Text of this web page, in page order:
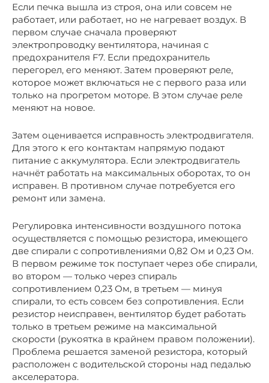
Если печка вышла из строя, она или совсем не
работает, или работает, но не нагревает воздух. В
первом случае сначала проверяют
электропроводку вентилятора, начиная с
предохранителя F7. Если предохранитель
перегорел, его меняют. Затем проверяют реле,
которое может включаться не с первого раза или
только на прогретом моторе. В этом случае реле
меняют на новое.
Затем оценивается исправность электродвигателя.
Для этого к его контактам напрямую подают
питание с аккумулятора. Если электродвигатель
начнёт работать на максимальных оборотах, то он
исправен. В противном случае потребуется его
ремонт или замена.
Регулировка интенсивности воздушного потока
осуществляется с помощью резистора, имеющего
две спирали с сопротивлениями 0,82 Ом и 0,23 Ом.
В первом режиме ток поступает через обе спирали,
во втором — только через спираль
сопротивлением 0,23 Ом, в третьем — минуя
спирали, то есть совсем без сопротивления. Если
резистор неисправен, вентилятор будет работать
только в третьем режиме на максимальной
скорости (рукоятка в крайнем правом положении).
Проблема решается заменой резистора, который
расположен с водительской стороны над педалью
акселератора.